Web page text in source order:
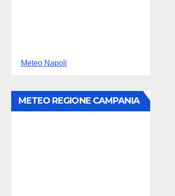
Meteo Napoli
METEO REGIONE CAMPANIA